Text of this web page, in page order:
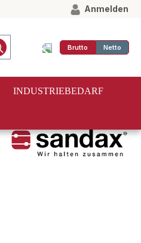
Anmelden
Brutto Netto
INDUSTRIEBEDARF